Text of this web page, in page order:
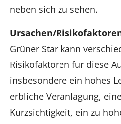
neben sich zu sehen.
Ursachen/
Grüner Star kann
Risikofaktoren für diese
insbesondere ein hohes
erbliche Veranlagung,
Kurzsichtigkeit, ein zu